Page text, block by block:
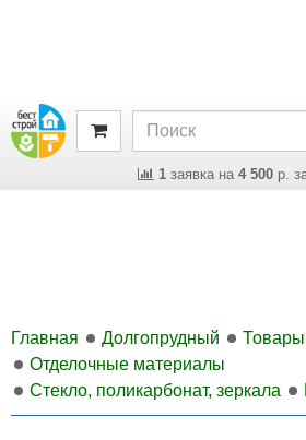
1заявка на 4 500р.
Главная Долгопрудный
Товары
Отделочные материалы
Стекло, поликарбонат, зеркала